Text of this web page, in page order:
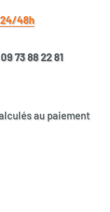
48h
73 88 22 81
au paiement